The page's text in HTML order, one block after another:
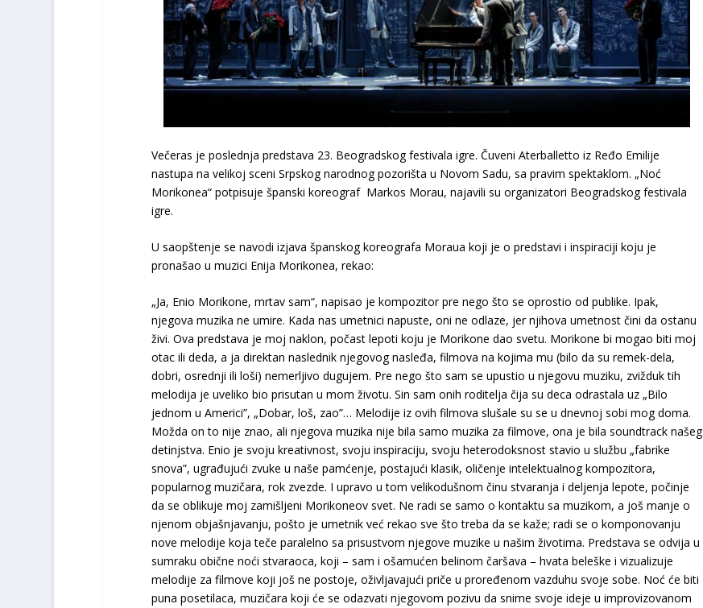
Večeras je poslednja predstava 23. Beogradskog festivala igre. Čuveni Aterballetto iz Ređo Emilije
nastupa na velikoj sceni Srpskog narodnog pozorišta u Novom Sadu, sa pravim spektaklom. „Noć
Morikonea“ potpisuje španski koreograf Markos Morau, najavili su organizatori Beogradskog festivala
igre.
U saopštenje se navodi izjava španskog koreografa Moraua koji je o predstavi i inspiraciji koju je
pronašao u muzici Enija Morikonea, rekao:
„Ja, Enio Morikone, mrtav sam“, napisao je kompozitor pre nego što se oprostio od publike. Ipak,
njegova muzika ne umire. Kada nas umetnici napuste, oni ne odlaze, jer njihova umetnost čini da ostanu
živi. Ova predstava je moj naklon, počast lepoti koju je Morikone dao svetu. Morikone bi mogao biti moj
otac ili deda, a ja direktan naslednik njegovog nasleđa, filmova na kojima mu (bilo da su remek-dela,
dobri, osrednji ili loši) nemerljivo dugujem. Pre nego što sam se upustio u njegovu muziku, zvižduk tih
melodija je uveliko bio prisutan u mom životu. Sin sam onih roditelja čija su deca odrastala uz „Bilo
jednom u Americi”, „Dobar, loš, zao”… Melodije iz ovih filmova slušale su se u dnevnoj sobi mog doma.
Možda on to nije znao, ali njegova muzika nije bila samo muzika za filmove, ona je bila soundtrack našeg
detinjstva. Enio je svoju kreativnost, svoju inspiraciju, svoju heterodoksnost stavio u službu „fabrike
snova”, ugrađujući zvuke u naše pamćenje, postajući klasik, oličenje intelektualnog kompozitora,
popularnog muzičara, rok zvezde. I upravo u tom velikodušnom činu stvaranja i deljenja lepote, počinje
da se oblikuje moj zamišljeni Morikoneov svet. Ne radi se samo o kontaktu sa muzikom, a još manje o
njenom objašnjavanju, pošto je umetnik već rekao sve što treba da se kaže; radi se o komponovanju
nove melodije koja teče paralelno sa prisustvom njegove muzike u našim životima. Predstava se odvija u
sumraku obične noći stvaraoca, koji – sam i ošamućen belinom čaršava – hvata beleške i vizualizuje
melodije za filmove koji još ne postoje, oživljavajući priče u proređenom vazduhu svoje sobe. Noć će biti
puna posetilaca, muzičara koji će se odazvati njegovom pozivu da snime svoje ideje u improvizovanom